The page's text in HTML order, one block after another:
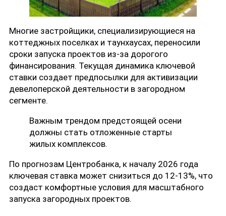
Многие застройщики, специализирующиеся на
коттеджных поселках и таунхаусах, переносили
сроки запуска проектов из-за дорогого
финансирования. Текущая динамика ключевой
ставки создает предпосылки для активизации
девелоперской деятельности в загородном
сегменте.
Важным трендом предстоящей осени
должны стать отложенные старты
жилых комплексов.
По прогнозам Центробанка, к началу 2026 года
ключевая ставка может снизиться до 12-13%, что
создаст комфортные условия для масштабного
запуска загородных проектов.